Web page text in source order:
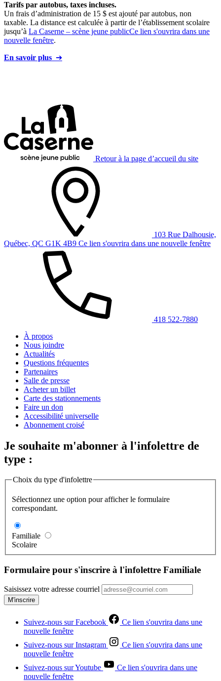
Tarifs par autobus, taxes incluses.
Un frais d’administration de 15 $ est ajouté par autobus, non
taxable. La distance est calculée à partir de l’établissement scolaire
jusqu’à La Caserne – scène jeune publicCe lien s'ouvrira dans une
nouvelle fenêtre.
En savoir plus ➔
Retour à la page d’accueil du site
103 Rue Dalhousie,
Québec, QC G1K 4B9 Ce lien s'ouvrira dans une nouvelle fenêtre
418 522-7880
À propos
Nous joindre
Actualités
Questions fréquentes
Partenaires
Salle de presse
Acheter un billet
Carte des stationnements
Faire un don
Accessibilité universelle
Abonnement croisé
Je souhaite m'abonner à l'infolettre de
type :
Choix du type d'infolettre
Sélectionnez une option pour afficher le formulaire
correspondant.
Familiale
Scolaire
Formulaire pour s'inscrire à l'infolettre Familiale
Saisissez votre adresse courriel
M'inscrire
Suivez-nous sur Facebook
Ce lien s'ouvrira dans une
nouvelle fenêtre
Suivez-nous sur Instagram
Ce lien s'ouvrira dans une
nouvelle fenêtre
Suivez-nous sur Youtube
Ce lien s'ouvrira dans une
nouvelle fenêtre